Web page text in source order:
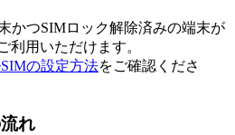
かつSIMロック解除済みの端末が
利用いただけます。
の設定方法をご確認くださ
れ